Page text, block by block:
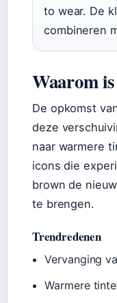
to wear. De
combineren
Waarom
De opkomst
deze
naar warmere
icons die
brown de
te brengen.
Trendredenen
Vervanging
Warmere